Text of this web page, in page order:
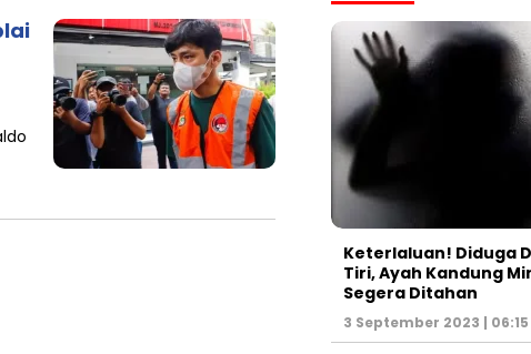
Keterlaluan! Diduga
Tiri, Ayah Kandung
Segera Ditahan
3 September 2023 | 06:15